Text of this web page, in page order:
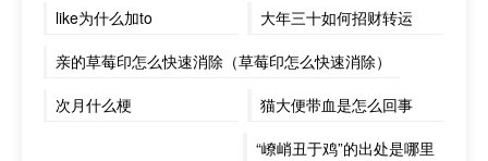
like为什么加to
大年三十如何招财转运
亲的草莓印怎么快速消除（草莓印怎么快速消除）
猫大便带血是怎么回事
次月什么梗
“嶛峭丑于鸡”的出处是哪里